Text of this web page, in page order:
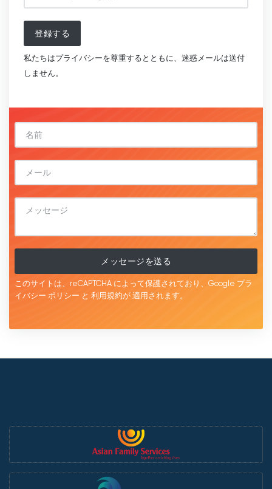
登録する
私たちはプライバシーを尊重するとともに、迷惑メールは送付
しません。
メッセージを送る
このサイトは、reCAPTCHA によって保護されており、Google プラ
イバシー ポリシー と 利用規約が 適用されます。